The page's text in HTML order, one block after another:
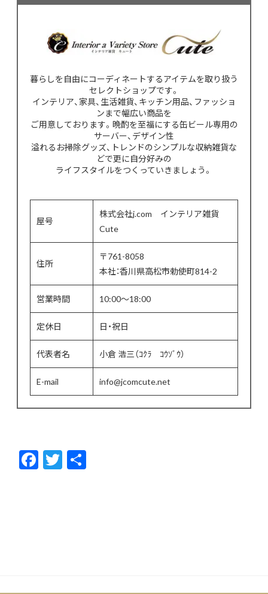
暮らしを自由にコーディネートするアイテムを取り扱う
セレクトショップです。
インテリア、家具、生活雑貨、キッチン用品、ファッショ
ンまで幅広い商品を
ご用意しております。晩酌を至福にする缶ビール専用の
サーバー、デザイン性
溢れるお掃除グッズ、トレンドのシンプルな収納雑貨な
どで更に自分好みの
ライフスタイルをつくっていきましょう。
屋号
株式会社j.com インテリア雑貨
Cute
住所
〒761-8058
本社：香川県高松市勅使町814-2
営業時間 10:00〜18:00
定休日 日・祝日
代表者名 小倉 浩三（ｺｸﾗ ｺｳｿﾞｳ）
E-mail info@jcomcute.net
F
ac
T
w